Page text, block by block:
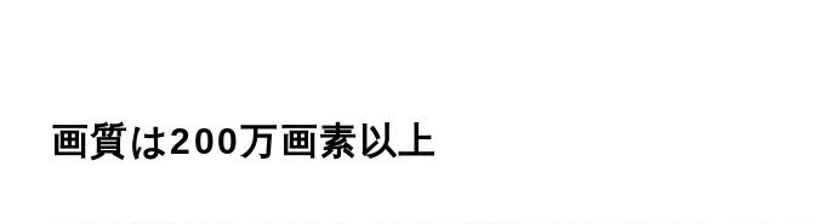
画質は200万画素以上